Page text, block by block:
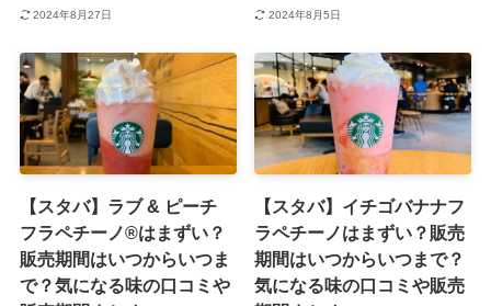
2024年8月27日 2024年8月5日
【スタバ】ラブ & ピーチ
フラペチーノ®はまずい？
販売期間はいつからいつま
で？気になる味の口コミや
【スタバ】イチゴバナナフ
ラペチーノはまずい？販売
期間はいつからいつまで？
気になる味の口コミや販売